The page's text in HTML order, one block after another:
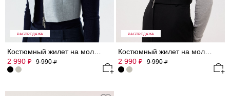
РАСПРОДАЖА
2 990 ₽ 9 990₽
РАСПРОДАЖА
2 990 ₽ 9 990₽